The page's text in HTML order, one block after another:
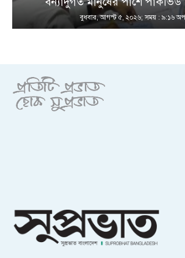
বুধবার, আগস্ট ৫, ২০২৬; সময় : ৯:১৬